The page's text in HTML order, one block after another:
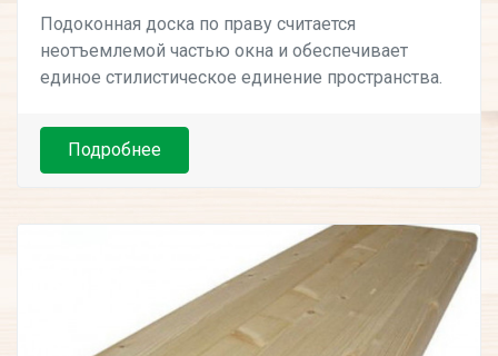
Подоконная доска по праву считается
неотъемлемой частью окна и обеспечивает
единое стилистическое единение пространства.
Подробнее